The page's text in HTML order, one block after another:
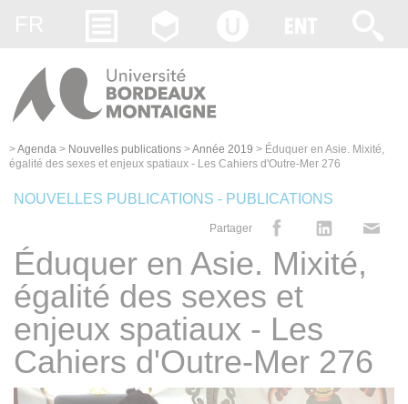
>Agenda > Nouvelles publications >Année 2019 > Éduquer en Asie. Mixité,
égalité des sexes et enjeux spatiaux - Les Cahiers d'Outre-Mer 276
NOUVELLES PUBLICATIONS - PUBLICATIONS
Partager
Éduquer en Asie. Mixité,
égalité des sexes et
enjeux spatiaux - Les
Cahiers d'Outre-Mer 276